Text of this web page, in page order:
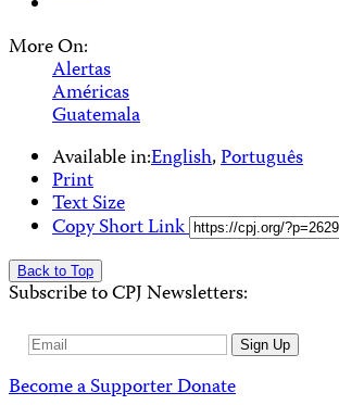
More On:
Alertas
Américas
Guatemala
Available in:English,Português
Print
Text Size
Copy Short Link
Back to Top
Subscribe to CPJ Newsletters:
Email
Sign Up
Become a SupporterDonate